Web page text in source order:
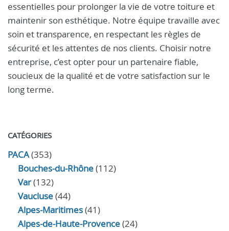
essentielles pour prolonger la vie de votre toiture et
maintenir son esthétique. Notre équipe travaille avec
soin et transparence, en respectant les règles de
sécurité et les attentes de nos clients. Choisir notre
entreprise, c’est opter pour un partenaire fiable,
soucieux de la qualité et de votre satisfaction sur le
long terme.
CATÉGORIES
PACA(353)
Bouches-du-Rhône(112)
Var(132)
Vaucluse(44)
Alpes-Maritimes(41)
Alpes-de-Haute-Provence(24)